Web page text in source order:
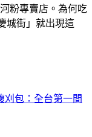
粉專賣店。為何吃
城街」就出現這
刈包：全台第一間